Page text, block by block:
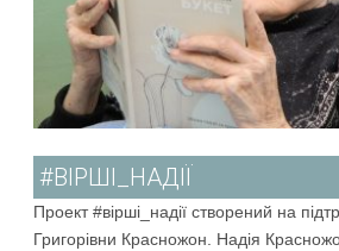
#ВІРШІ_НАДІЇ
Проект #вірші_надії створений на
Григорівни Красножон. Надія